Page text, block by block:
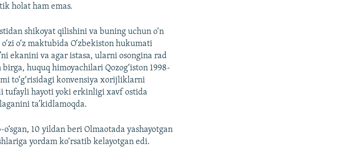
holat ham emas.
shikoyat qilishini va buning uchun o‘n
o‘z maktubida O‘zbekiston hukumati
ekanini va agar istasa, ularni osongina rad
huquq himoyachilari Qozog‘iston 1998-
to‘g‘risidagi konvensiya xorijliklarni
tufayli hayoti yoki erkinligi xavf ostida
ta’kidlamoqda.
10 yildan beri Olmaotada yashayotgan
yordam ko‘rsatib kelayotgan edi.